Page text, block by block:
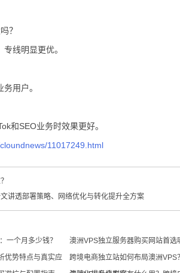
？
线明显更优。
用户。
和SEO业务时效果更好。
11017249.html
讲透部署策略、网络优化与转化提升全方案
一个月多少钱？
澳洲VPS独立服务器购买网站首选
优势特点与真实应
跨境电商独立站如何布局澳洲